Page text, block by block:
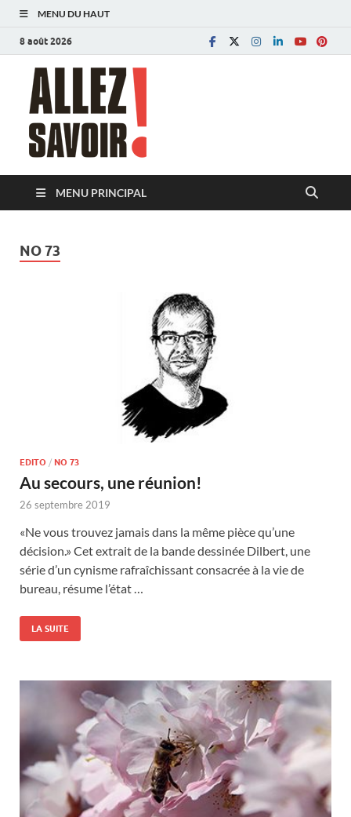
MENU DU HAUT
8 août 2026
MENU PRINCIPAL
NO 73
EDITO / NO 73
Au secours, une réunion!
26 septembre 2019
«Ne vous trouvez jamais dans la même pièce qu’une
décision.» Cet extrait de la bande dessinée Dilbert, une
série d’un cynisme rafraîchissant consacrée à la vie de
bureau, résume l’état …
LA SUITE